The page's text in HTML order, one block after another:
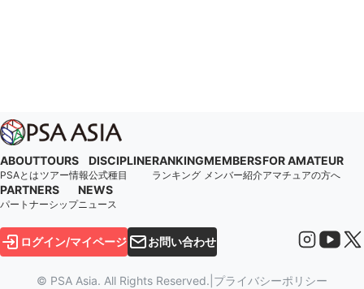
ABOUT
PSAとは
TOURS
ツアー情報
DISCIPLINE
公式種目
RANKING
ランキング
MEMBERS
メンバー紹介
FOR AMATEUR
アマチュアの方へ
PARTNERS
パートナーシップ
NEWS
ニュース
ログイン/マイページ お問い合わせ
© PSA Asia. All Rights Reserved. プライバシーポリシー